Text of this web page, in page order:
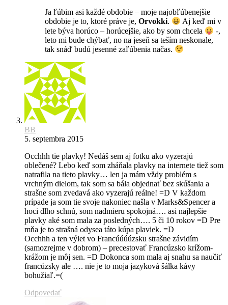
Ja ľúbim asi každé obdobie – moje najobľúbenejšie
obdobie je to, ktoré práve je, Orvokki.
Aj keď mi v
lete býva horúco – horúcejšie, ako by som chcela
-,
leto mi bude chýbať, no na jeseň sa teším neskonale,
tak snáď budú jesenné zaľúbenia načas.
BB
5. septembra 2015
Occhhh tie plavky! Nedáš sem aj fotku ako vyzerajú
oblečené? Lebo keď som zháňala plavky na internete tiež som
natrafila na tieto plavky… len ja mám vždy problém s
vrchným dielom, tak som sa bála objednať bez skúšania a
strašne som zvedavá ako vyzerajú reálne! =D V každom
prípade ja som tie svoje nakoniec našla v Marks&Spencer a
hoci dlho schnú, som nadmieru spokojná…. asi najlepšie
plavky aké som mala za posledných…. 5 či 10 rokov =D Pre
mňa je to strašná odysea táto kúpa plaviek. =D
Occhhh a ten výlet vo Francúúúúzsku strašne závidím
(samozrejme v dobrom) – precestovať Francúzsko krížom-
krážom je môj sen. =D Dokonca som mala aj snahu sa naučiť
francúzsky ale …. nie je to moja jazyková šálka kávy
bohužiaľ.=(
Odpovedať